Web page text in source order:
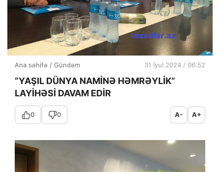
Ana səhifə / Gündəm 31 İyul 2024 / 06:52
“YAŞIL DÜNYA NAMİNƏ HƏMRƏYLİK”
LAYİHƏSİ DAVAM EDİR
0 0 A- A+